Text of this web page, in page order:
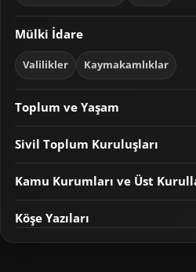
Mülki İdare
Valilikler Kaymakamlıklar
Toplum ve Yaşam
Sivil Toplum Kuruluşları
Kamu Kurumları ve Üst
Köşe Yazıları